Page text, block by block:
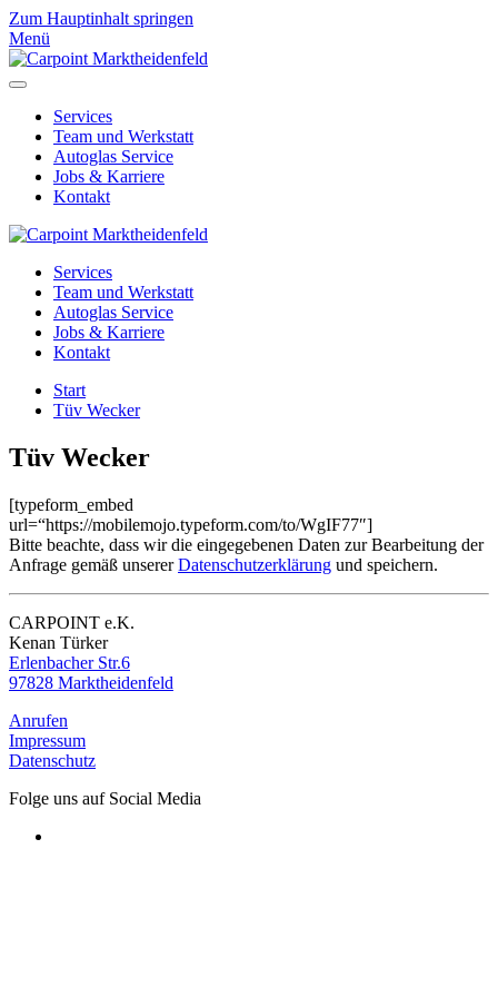
Zum Hauptinhalt springen
Menü
Services
Team und Werkstatt
Autoglas Service
Jobs & Karriere
Kontakt
Services
Team und Werkstatt
Autoglas Service
Jobs & Karriere
Kontakt
Start
Tüv Wecker
Tüv Wecker
[typeform_embed
url=“https://mobilemojo.typeform.com/to/WgIF77″]
Bitte beachte, dass wir die eingegebenen Daten zur Bearbeitung der
Anfrage gemäß unsererDatenschutzerklärung und speichern.
CARPOINT e.K.
Kenan Türker
Erlenbacher Str.6
97828 Marktheidenfeld
Anrufen
Impressum
Datenschutz
Folge uns auf Social Media